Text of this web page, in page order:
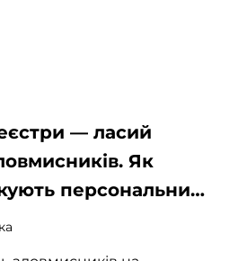
— ласий
Як
персональними
знань і похибки